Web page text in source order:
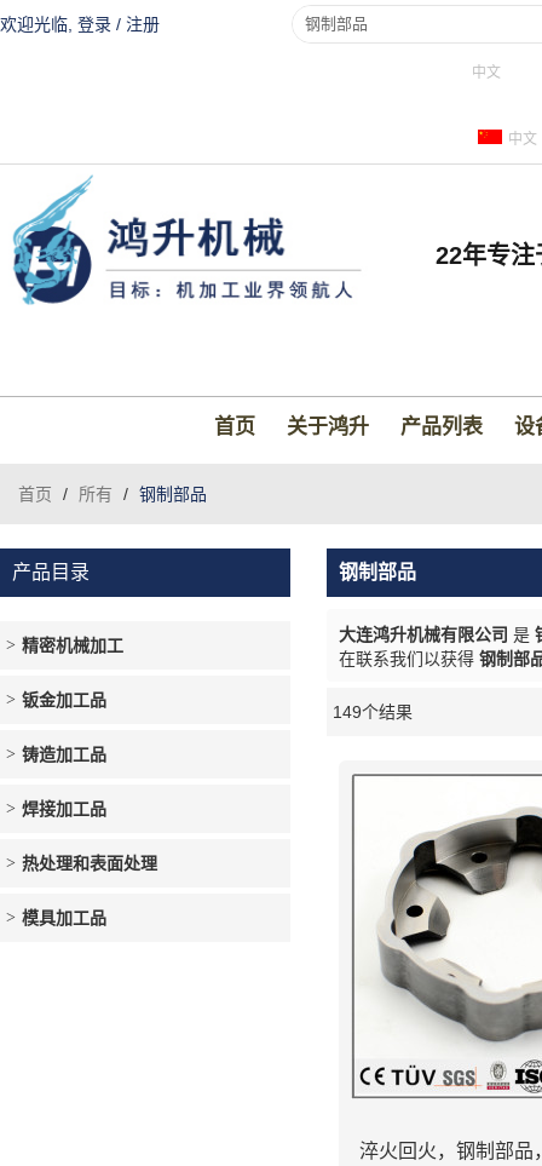
欢迎光临, 登录 / 注册
中文
中文
22年专注
首页 关于鸿升 产品列表 设
首页 / 所有 / 钢制部品
产品目录
精密机械加工
钣金加工品
铸造加工品
焊接加工品
热处理和表面处理
模具加工品
钢制部品
大连鸿升机械有限公司 是
在联系我们以获得 钢制部
149个结果
淬火回火，钢制部品